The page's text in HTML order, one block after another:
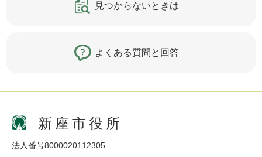
見つからないときは
よくある質問と回答
新座市役所
法人番号8000020112305